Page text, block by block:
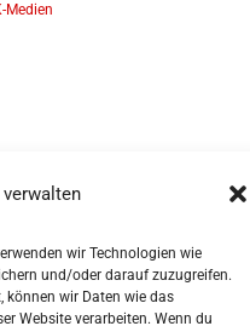
wir Technologien wie
und/oder darauf zuzugreifen.
können wir Daten wie das
Website verarbeiten. Wenn du
Medien